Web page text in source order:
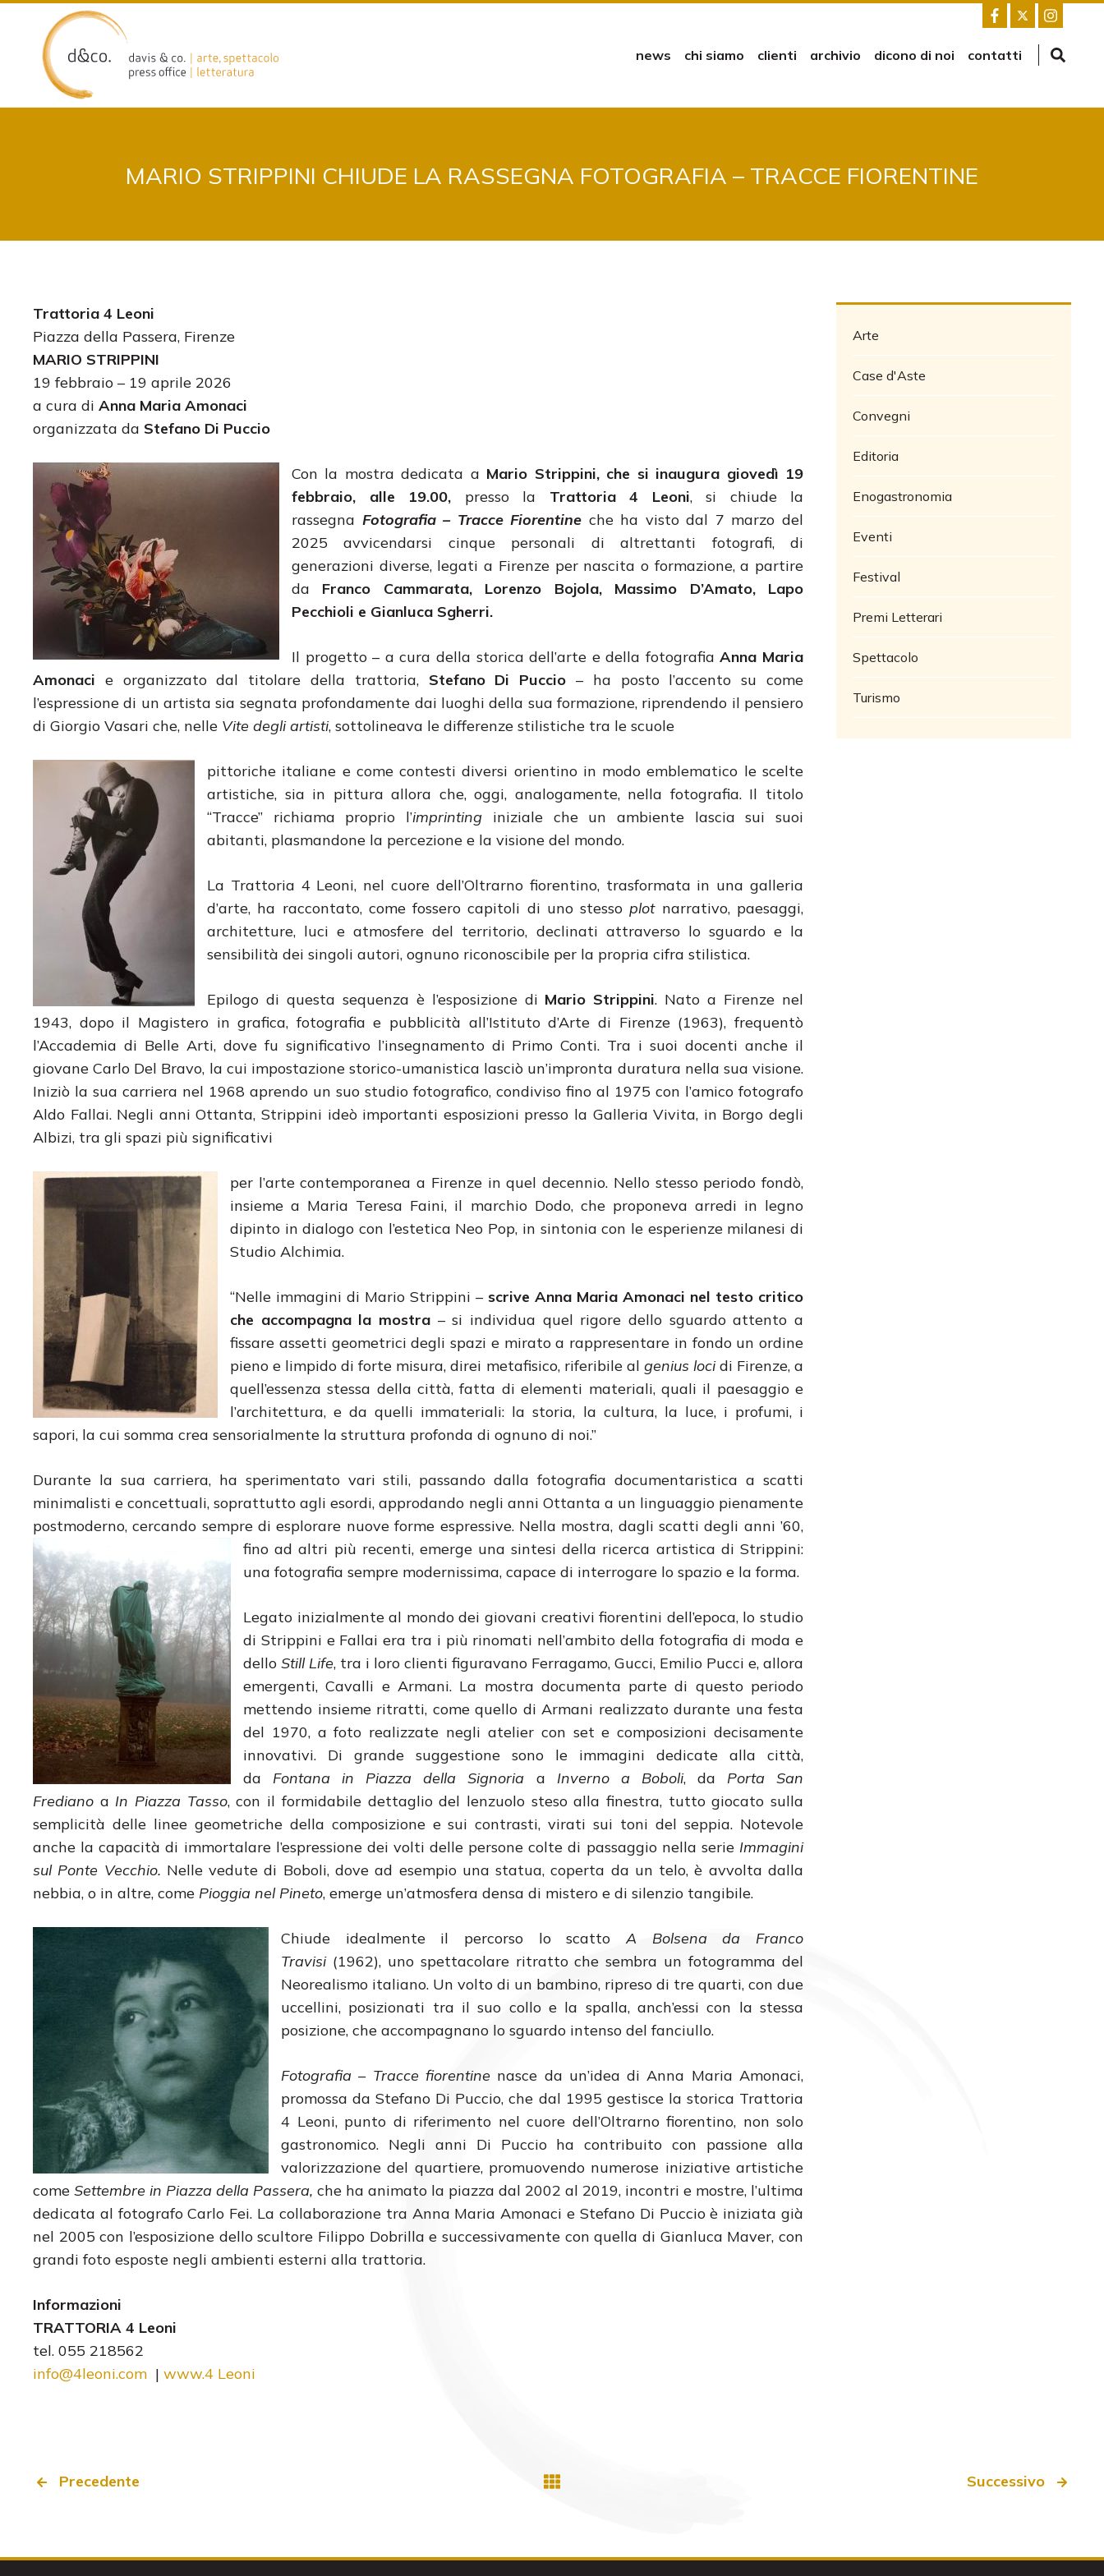
content
news chi siamo clienti archivio dicono di noi contatti
MARIO STRIPPINI CHIUDE LA RASSEGNA FOTOGRAFIA – TRACCE FIORENTINE
Trattoria 4 Leoni
Piazza della Passera, Firenze
MARIO STRIPPINI
19 febbraio – 19 aprile 2026
a cura di Anna Maria Amonaci
organizzata da Stefano Di Puccio
Con la mostra dedicata a Mario Strippini, che si inaugura giovedì 19
febbraio, alle 19.00, presso la Trattoria 4 Leoni,
si chiude la
rassegna Fotografia – Tracce Fiorentine che ha visto dal 7 marzo del
2025 avvicendarsi cinque personali di altrettanti fotografi, di
generazioni diverse, legati a Firenze per nascita o formazione, a partire
da Franco Cammarata, Lorenzo Bojola, Massimo D’Amato, Lapo
Pecchioli e Gianluca Sgherri.
Il progetto – a cura della storica dell’arte e della fotografiaAnna Maria
Amonaci e organizzato dal titolare della trattoria, Stefano Di Puccio – ha posto l’accento su come
l’espressione di un artista sia segnata profondamente dai luoghi della sua formazione, riprendendo il pensiero
di Giorgio Vasari che, nelle Vite degli artisti, sottolineava le differenze stilistiche tra le scuole
pittoriche italiane e come contesti diversi orientino in modo emblematico le scelte
artistiche, sia in pittura allora che, oggi, analogamente, nella fotografia. Il titolo
“Tracce” richiama proprio l’imprinting iniziale che un ambiente lascia sui suoi
abitanti, plasmandone la percezione e la visione del mondo.
La Trattoria 4 Leoni, nel cuore dell’Oltrarno fiorentino, trasformata in una galleria
d’arte, ha raccontato, come fossero capitoli di uno stessoplotnarrativo, paesaggi,
architetture, luci e atmosfere del territorio, declinati attraverso lo sguardo e la
sensibilità dei singoli autori, ognuno riconoscibile per la propria cifra stilistica.
Epilogo di questa sequenza è l’esposizione di Mario Strippini. Nato a Firenze nel
1943, dopo il Magistero in grafica, fotografia e pubblicità all’Istituto d’Arte di Firenze (1963), frequentò
l’Accademia di Belle Arti, dove fu significativo l’insegnamento di Primo Conti. Tra i suoi docenti anche il
giovane Carlo Del Bravo, la cui impostazione storico-umanistica lasciò un’impronta duratura nella sua visione.
Iniziò la sua carriera nel 1968 aprendo un suo studio fotografico, condiviso fino al 1975 con l’amico fotografo
Aldo Fallai. Negli anni Ottanta, Strippini ideò importanti esposizioni presso la Galleria Vivita, in Borgo degli
Albizi, tra gli spazi più significativi
per l’arte contemporanea a Firenze in quel decennio. Nello stesso periodo fondò,
insieme a Maria Teresa Faini, il marchio Dodo, che proponeva arredi in legno
dipinto in dialogo con l’estetica Neo Pop, in sintonia con le esperienze milanesi di
Studio Alchimia.
“Nelle immagini di Mario Strippini – scrive Anna Maria Amonaci nel testo critico
che accompagna la mostra – si individua quel rigore dello sguardo attento a
fissare assetti geometrici degli spazi e mirato a rappresentare in fondo un ordine
pieno e limpido di forte misura, direi metafisico, riferibile al genius locidi Firenze, a
quell’essenza stessa della città, fatta di elementi materiali, quali il paesaggio e
l’architettura, e da quelli immateriali: la storia, la cultura, la luce, i profumi, i
sapori, la cui somma crea sensorialmente la struttura profonda di ognuno di noi.”
Durante la sua carriera, ha sperimentato vari stili, passando dalla fotografia documentaristica a scatti
minimalisti e concettuali, soprattutto agli esordi, approdando negli anni Ottanta a un linguaggio pienamente
postmoderno, cercando sempre di esplorare nuove forme espressive. Nella mostra, dagli scattidegli anni ’60,
fino ad altri più recenti, emerge una sintesi della ricerca artistica di Strippini:
una fotografia sempre modernissima, capace di interrogare lo spazio e la forma.
Legato inizialmente al mondo dei giovani creativi fiorentini dell’epoca, lo studio
di Strippini e Fallai era tra i più rinomati nell’ambito della fotografia di moda e
dello Still Life, tra i loro clienti figuravano Ferragamo, Gucci, Emilio Pucci e, allora
emergenti, Cavalli e Armani. La mostra documenta parte di questo periodo
mettendo insieme ritratti, come quello di Armani realizzato durante una festa
del 1970, a foto realizzate negli atelier con set e composizioni decisamente
innovativi. Di grande suggestione sono le immagini dedicate alla città,
da Fontana in Piazza della Signoria a Inverno a Boboli, da Porta San
Frediano a In Piazza Tasso, con il formidabile dettaglio del lenzuolo steso alla finestra, tutto giocato sulla
semplicità delle linee geometriche della composizione e sui contrasti, virati sui toni del seppia. Notevole
anche la capacità di immortalare l’espressione dei volti delle persone colte di passaggio nella serie Immagini
sul Ponte Vecchio. Nelle vedute di Boboli, dove ad esempio una statua, coperta da un telo, è avvolta dalla
nebbia, o in altre, come Pioggia nel Pineto, emerge un’atmosfera densa di mistero e di silenzio tangibile.
Chiude idealmente il percorso lo scattoA Bolsena da Franco
Travisi(1962), uno spettacolare ritratto che sembra un fotogramma del
Neorealismo italiano. Un volto di un bambino, ripreso di tre quarti, con due
uccellini, posizionati tra il suo collo e la spalla, anch’essi con la stessa
posizione, che accompagnano lo sguardo intenso del fanciullo.
Fotografia – Tracce fiorentine nasce da un’idea di Anna Maria Amonaci,
promossa da Stefano Di Puccio, che dal 1995 gestisce la storica Trattoria
4 Leoni, punto di riferimento nel cuore dell’Oltrarno fiorentino, non solo
gastronomico. Negli anni Di Puccio ha contribuito con passione alla
valorizzazione del quartiere, promuovendo numerose iniziative artistiche
come Settembre in Piazza della Passera, che ha animato la piazza dal 2002 al 2019, incontri e mostre, l’ultima
dedicata al fotografo Carlo Fei. La collaborazione tra Anna Maria Amonaci e Stefano Di Puccio è iniziata già
nel 2005 con l’esposizione dello scultore Filippo Dobrilla e successivamente con quella di Gianluca Maver, con
grandi foto esposte negli ambienti esterni alla trattoria.
Informazioni
TRATTORIA 4 Leoni
tel. 055 218562
info@4leoni.com | www.4 Leoni
Arte
Case d'Aste
Convegni
Editoria
Enogastronomia
Eventi
Festival
Premi Letterari
Spettacolo
Turismo
Precedente Successivo